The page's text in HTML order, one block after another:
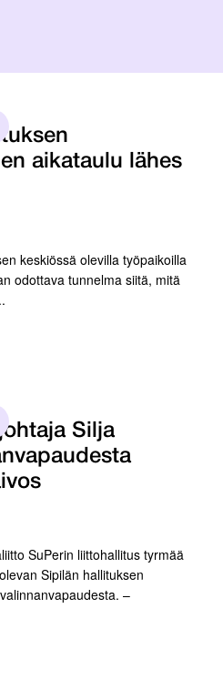
aikataulu lähes
keskiössä olevilla työpaikoilla
odottava tunnelma siitä, mitä
Silja
SuPerin liittohallitus tyrmää
Sipilän hallituksen
–